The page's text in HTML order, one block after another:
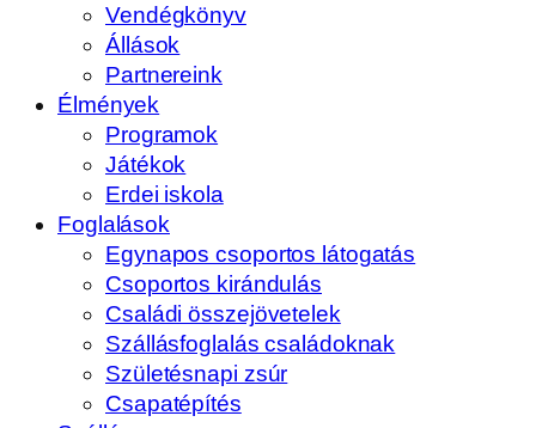
Vendégkönyv
Állások
Partnereink
Élmények
Programok
Játékok
Erdei iskola
Foglalások
Egynapos csoportos látogatás
Csoportos kirándulás
Családi összejövetelek
Szállásfoglalás családoknak
Születésnapi zsúr
Csapatépítés